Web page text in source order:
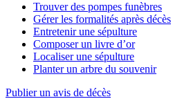
Trouver des pompes funèbres
Gérer les formalités après décès
Entretenir une sépulture
Composer un livre d’or
Localiser une sépulture
Planter un arbre du souvenir
Publier un avis de décès